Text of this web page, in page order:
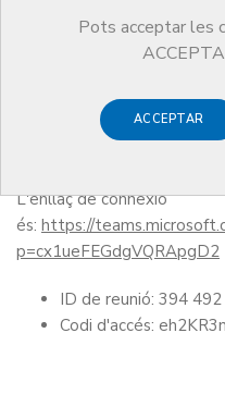
Pots acceptar les
ACCEPTAR
Història dels
A càrrec deJordi Padrós,
L'enllaç de connexió
és: https://
p=cx1ueFEGdgVQRApgD2
ID de reunió: 394
Codi d'accés: